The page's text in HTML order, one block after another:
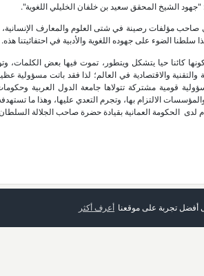
أفضل تجربة على موقعنا أعرف أكثر
"جهود الشيخ المحقق سعيد بن خلفان الخليلي اللغوية".
مؤلفات رصينة في شتى العلوم والمعارف الإنسانية،
سلطنا الضوء على جهوده اللغوية والأدبية في احتفائيتنا هذه.
كونها كائنا حيا يتشكل ويتطور، تموت فيها بعض الكلمات،
والتقنية والاقتصادية في العالم؛ لذا فقد باتت مسؤولية
قومية مشتركة تتولاها جامعة الدول العربية
الالتزام بها، وتجرم التعدي عليها، وهذا ما
لدى الحكومة العمانية بقيادة حضرة صاحب الجلالة